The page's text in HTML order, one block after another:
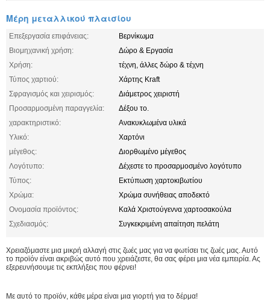
Μέρη μεταλλικού πλαισίου
Επεξεργασία επιφάνειας:
Βερνίκωμα
Βιομηχανική χρήση:
Δώρο & Εργασία
Χρήση:
τέχνη, άλλες δώρο & τέχνη
Τύπος χαρτιού:
Χάρτης Kraft
Σφραγισμός και χειρισμός:
Διάμετρος χειριστή
Προσαρμοσμένη παραγγελία:
Δέξου το.
χαρακτηριστικό:
Ανακυκλωμένα υλικά
Υλικό:
Χαρτόνι
μέγεθος:
Διορθωμένο μέγεθος
Λογότυπο:
Δέχεστε το προσαρμοσμένο λογότυπο
Τύπος:
Εκτύπωση χαρτοκιβωτίου
Χρώμα:
Χρώμα συνήθειας αποδεκτό
Ονομασία προϊόντος:
Καλά Χριστούγεννα χαρτοσακούλα
Σχεδιασμός:
Συγκεκριμένη απαίτηση πελάτη
Χρειαζόμαστε μια μικρή αλλαγή στις ζωές μας για να φωτίσει τις ζωές μας. Αυτό
το προϊόν είναι ακριβώς αυτό που χρειάζεστε, θα σας φέρει μια νέα εμπειρία. Ας
εξερευνήσουμε τις εκπλήξεις που φέρνει!
Με αυτό το προϊόν, κάθε μέρα είναι μια γιορτή για το δέρμα!